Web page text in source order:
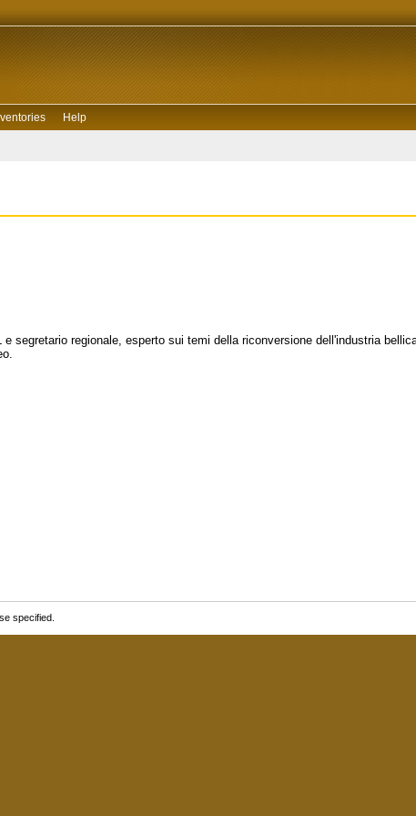
Help
segretario regionale, esperto sui temi della riconversione dell'industria
specified.